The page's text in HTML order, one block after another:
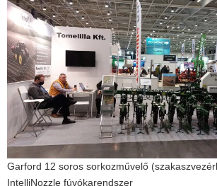
Garford 12 soros sorkozművelő
IntelliNozzle fúvókarendszer